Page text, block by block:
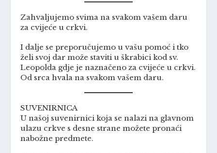
Zahvaljujemo svima na svakom vašem daru
za cvijeće u crkvi.
I dalje se preporučujemo u vašu pomoć i tko
želi svoj dar može staviti u škrabici kod sv.
Leopolda gdje je naznačeno za cvijeće u crkvi.
Od srca hvala na svakom vašem daru.
SUVENIRNICA
U našoj suvenirnici koja se nalazi na glavnom
ulazu crkve s desne strane možete pronaći
nabožne predmete.